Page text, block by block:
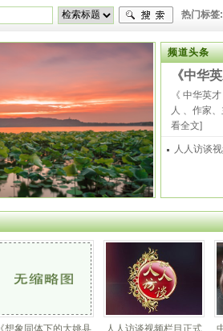
热门标签:
频道头条
《中华
《 中华英
人 、作家
看全文]
人人访谈
《想象同体下的大姚县
人人访谈视频栏目正式